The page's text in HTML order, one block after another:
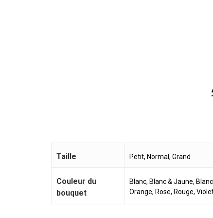
Taille Petit, Normal, Grand
Couleur du
bouquet
Blanc, Blanc & Jaune,
Orange, Rose, Rouge,